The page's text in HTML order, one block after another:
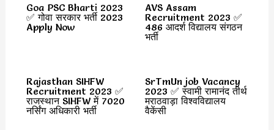
Goa PSC Bharti 2023
✅ गोवा सरकार भर्ती 2023
Apply Now
AVS Assam
Recruitment 2023 ✅
486 आदर्श विद्यालय संगठन
भर्ती
Rajasthan SIHFW
Recruitment 2023 ✅
राजस्थान SIHFW में 7020
नर्सिंग अधिकारी भर्ती
SrTmUn job Vacancy
2023 ✅ स्वामी रामानंद तीर्थ
मराठवाड़ा विश्वविद्यालय
वैकेंसी